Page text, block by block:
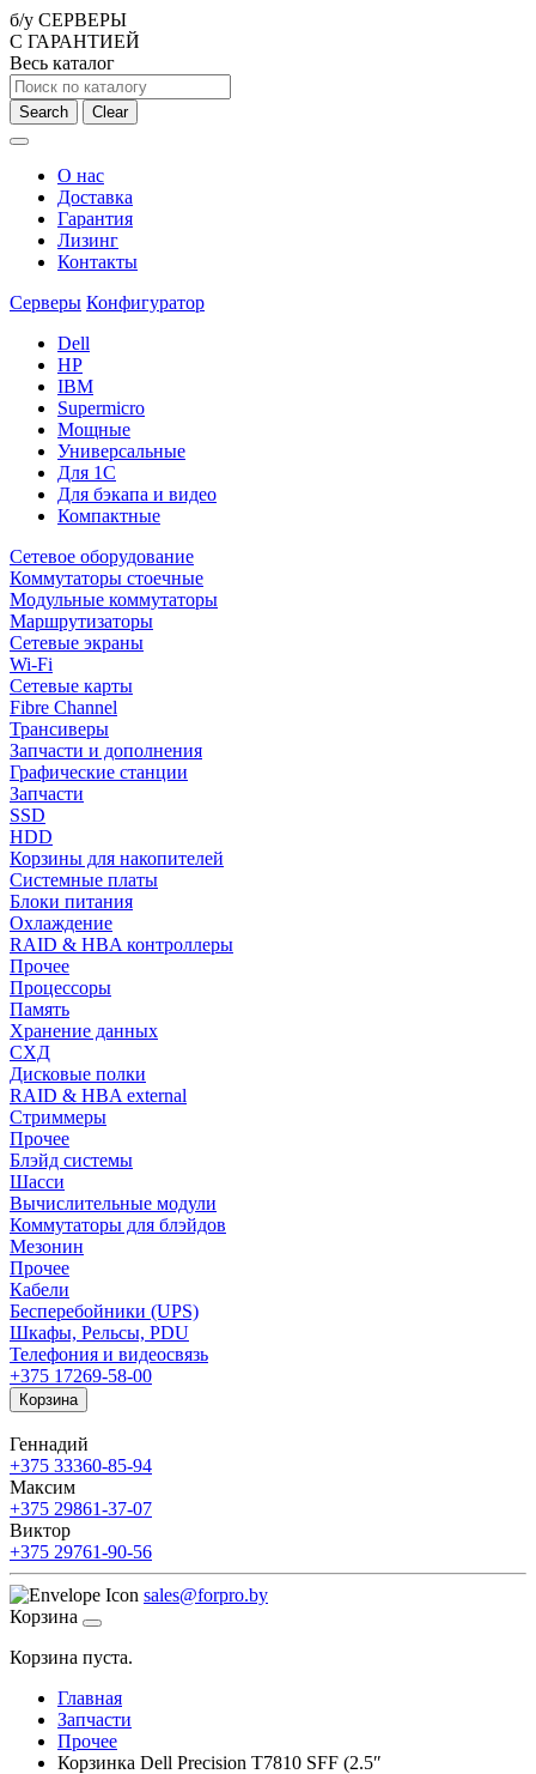
б/у СЕРВЕРЫ
С ГАРАНТИЕЙ
Весь каталог
Search Clear
О нас
Доставка
Гарантия
Лизинг
Контакты
Серверы Конфигуратор
Dell
HP
IBM
Supermicro
Мощные
Универсальные
Для 1С
Для бэкапа и видео
Компактные
Сетевое оборудование
Коммутаторы стоечные
Модульные коммутаторы
Маршрутизаторы
Сетевые экраны
Wi-Fi
Сетевые карты
Fibre Channel
Трансиверы
Запчасти и дополнения
Графические станции
Запчасти
SSD
HDD
Корзины для накопителей
Системные платы
Блоки питания
Охлаждение
RAID & HBA контроллеры
Прочее
Процессоры
Память
Хранение данных
СХД
Дисковые полки
RAID & HBA external
Стриммеры
Прочее
Блэйд системы
Шасси
Вычислительные модули
Коммутаторы для блэйдов
Мезонин
Прочее
Кабели
Бесперебойники (UPS)
Шкафы, Рельсы, PDU
Телефония и видеосвязь
+375 17269-58-00
Корзина
Геннадий
+375 33360-85-94
Максим
+375 29861-37-07
Виктор
+375 29761-90-56
sales@forpro.by
Корзина
Корзина пуста.
Главная
Запчасти
Прочее
Корзинка Dell Precision T7810 SFF (2.5″